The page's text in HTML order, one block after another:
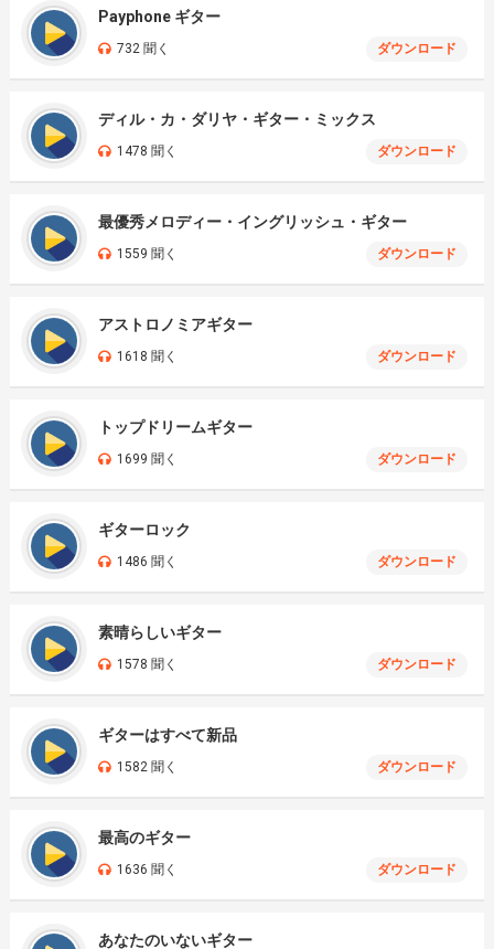
Payphone ギター
732 聞く ダウンロード
ディル・カ・ダリヤ・ギター・ミックス
1478 聞く ダウンロード
最優秀メロディー・イングリッシュ・ギター
1559 聞く ダウンロード
アストロノミアギター
1618 聞く ダウンロード
トップドリームギター
1699 聞く ダウンロード
ギターロック
1486 聞く ダウンロード
素晴らしいギター
1578 聞く ダウンロード
ギターはすべて新品
1582 聞く ダウンロード
最高のギター
1636 聞く ダウンロード
あなたのいないギター